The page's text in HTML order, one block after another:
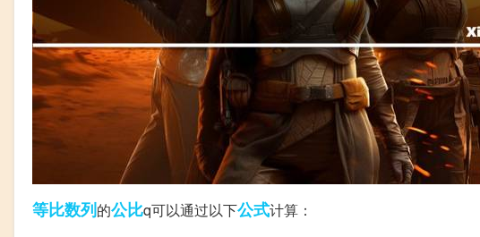
等比数列的公比q可以通过以下公式计算：